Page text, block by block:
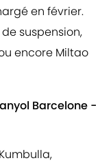
en février.
suspension,
encore Miltao
Barcelone -